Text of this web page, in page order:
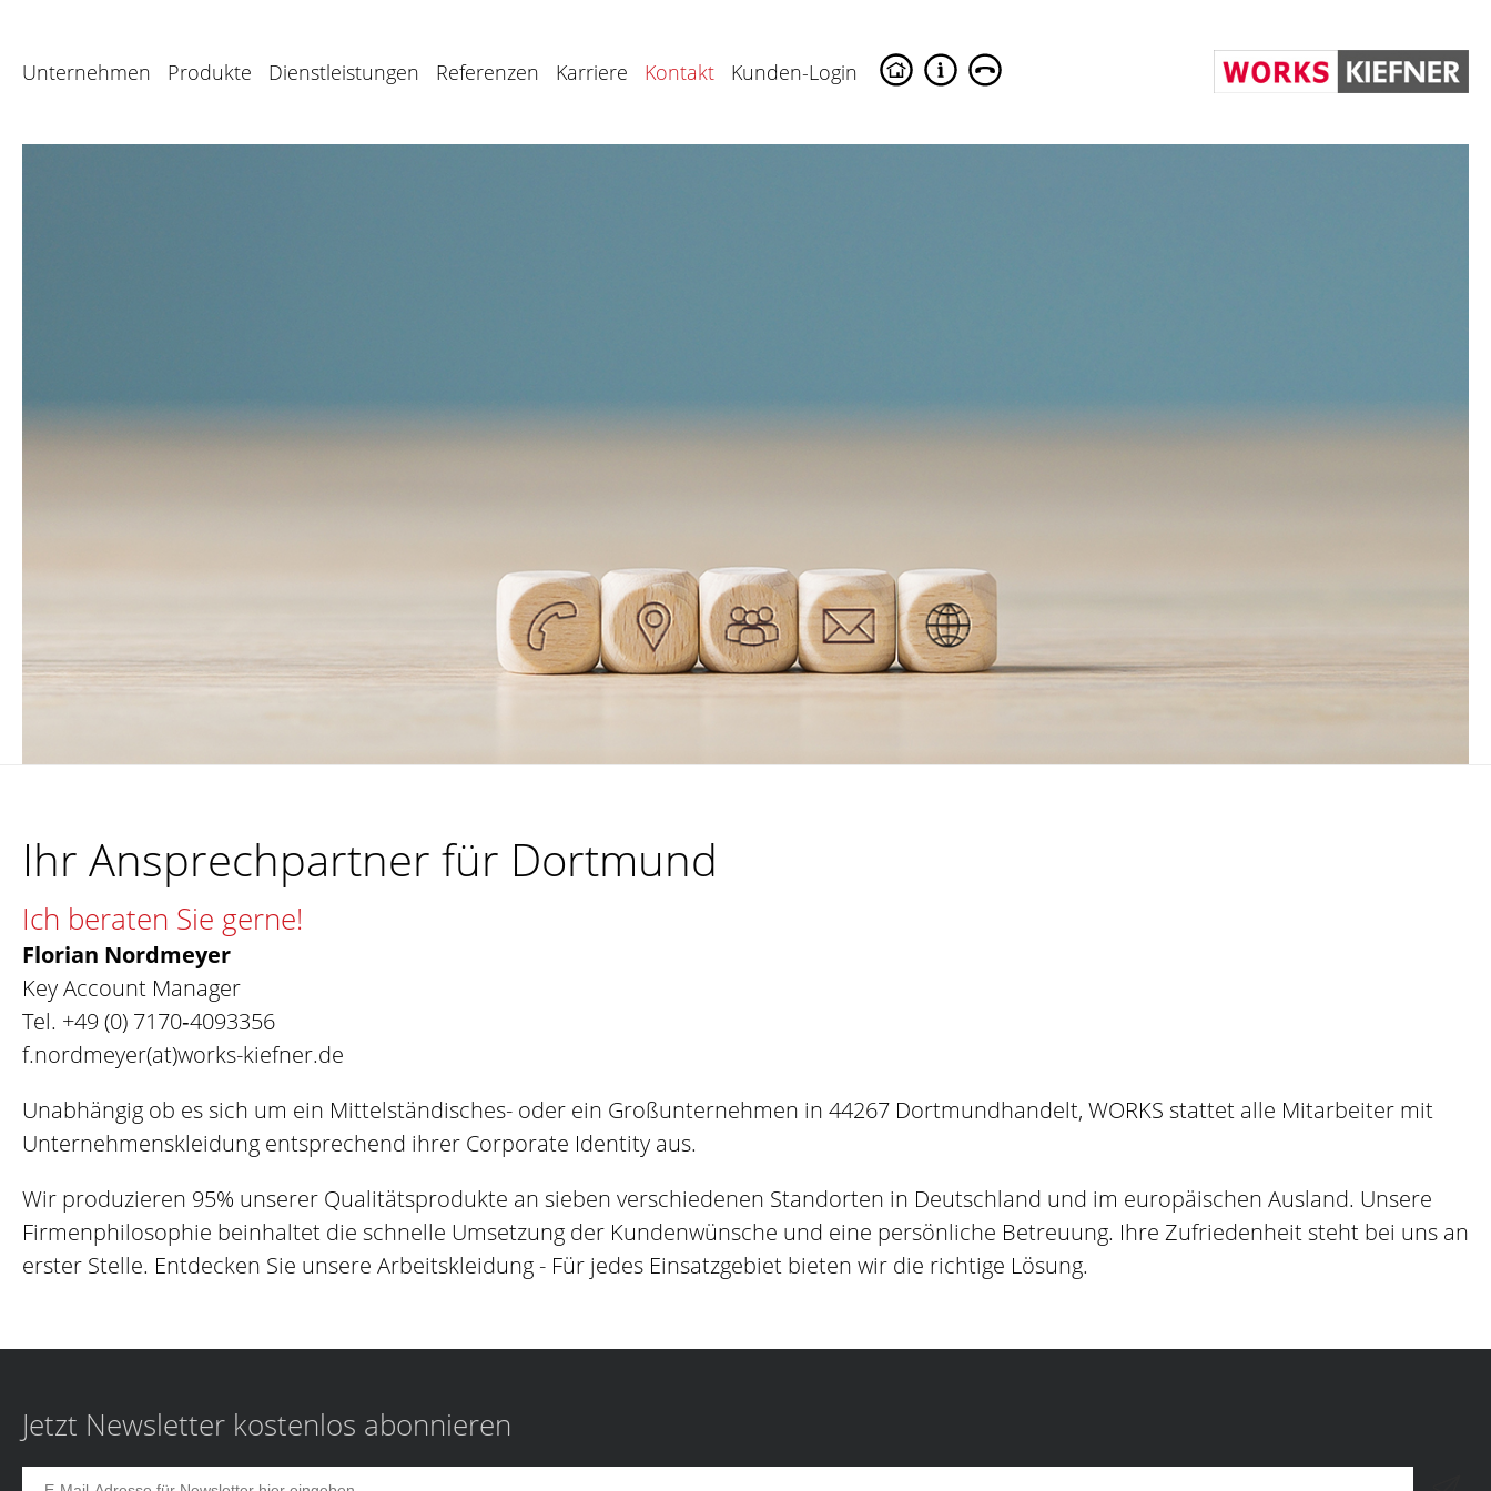
Unternehmen Produkte Dienstleistungen Referenzen Karriere Kontakt Kunden-Login
Ihr Ansprechpartner für Dortmund
Ich beraten Sie gerne!
Florian Nordmeyer
Key Account Manager
Tel. +49 (0) 7170‐4093356
f.nordmeyer(at)works-kiefner.de
Unabhängig ob es sich um ein Mittelständisches- oder ein Großunternehmen in 44267 Dortmundhandelt, WORKS stattet alle Mitarbeiter mit
Unternehmenskleidung entsprechend ihrer Corporate Identity aus.
Wir produzieren 95% unserer Qualitätsprodukte an sieben verschiedenen Standorten in Deutschland und im europäischen Ausland. Unsere
Firmenphilosophie beinhaltet die schnelle Umsetzung der Kundenwünsche und eine persönliche Betreuung. Ihre Zufriedenheit steht bei uns an
erster Stelle. Entdecken Sie unsere Arbeitskleidung - Für jedes Einsatzgebiet bieten wir die richtige Lösung.
Jetzt Newsletter kostenlos abonnieren